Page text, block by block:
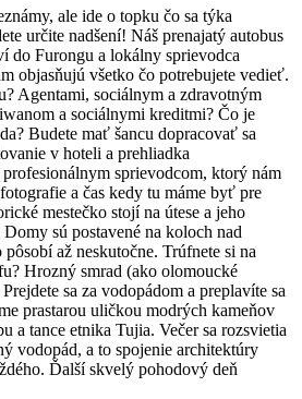
ale ide o topku čo sa týka
určite nadšení! Náš prenajatý autobus
do Furongu a lokálny sprievodca
objasňujú všetko čo potrebujete vedieť.
Agentami, sociálnym a zdravotným
a sociálnymi kreditmi? Čo je
Budete mať šancu dopracovať sa
v hoteli a prehliadka
sprievodcom, ktorý nám
a čas kedy tu máme byť pre
mestečko stojí na útese a jeho
sú postavené na koloch nad
až neskutočne. Trúfnete si na
Hrozný smrad (ako olomoucké
sa za vodopádom a preplavíte sa
prastarou uličkou modrých kameňov
a tance etnika Tujia. Večer sa rozsvietia
vodopád, a to spojenie architektúry
Ďalší skvelý pohodový deň